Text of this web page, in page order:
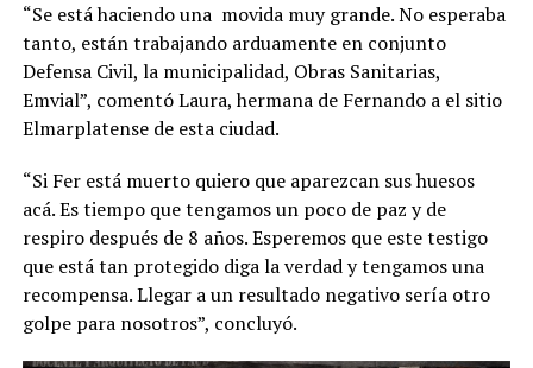
“Se está haciendo una movida muy grande. No esperaba
tanto, están trabajando arduamente en conjunto
Defensa Civil, la municipalidad, Obras Sanitarias,
Emvial”, comentó Laura, hermana de Fernando a el sitio
Elmarplatense de esta ciudad.
“Si Fer está muerto quiero que aparezcan sus huesos
acá. Es tiempo que tengamos un poco de paz y de
respiro después de 8 años. Esperemos que este testigo
que está tan protegido diga la verdad y tengamos una
recompensa. Llegar a un resultado negativo sería otro
golpe para nosotros”, concluyó.